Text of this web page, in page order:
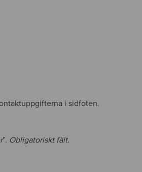
i sidfoten.
”. Obligatoriskt fält.